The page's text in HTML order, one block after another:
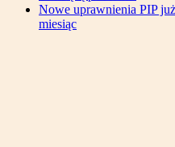
Nowe uprawnienia PIP
miesiąc